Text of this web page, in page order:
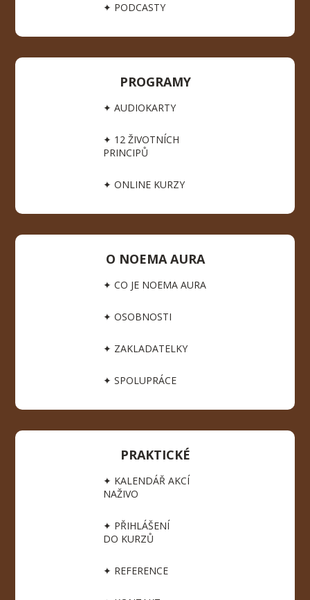
✦ PODCASTY
PROGRAMY
✦ AUDIOKARTY
✦ 12 ŽIVOTNÍCH
PRINCIPŮ
✦ ONLINE KURZY
O NOEMA AURA
✦ CO JE NOEMA AURA
✦ OSOBNOSTI
✦ ZAKLADATELKY
✦ SPOLUPRÁCE
PRAKTICKÉ
✦ KALENDÁŘ AKCÍ
NAŽIVO
✦ PŘIHLÁŠENÍ
DO KURZŮ
✦ REFERENCE